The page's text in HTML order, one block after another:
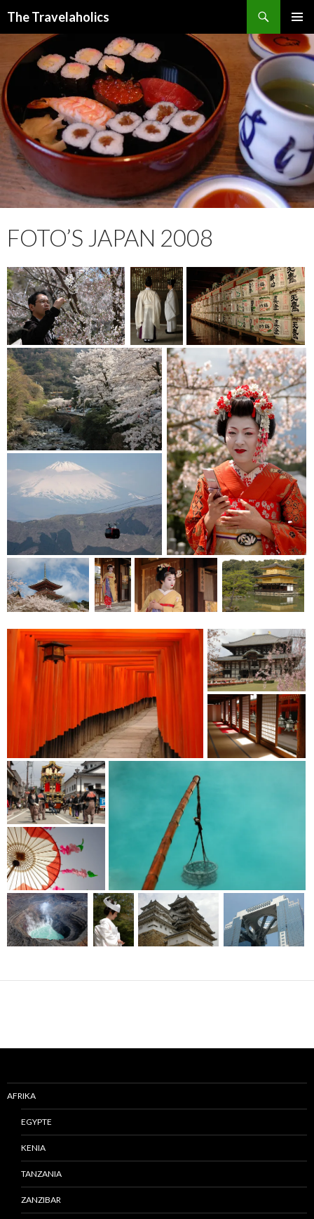
The Travelaholics
MENU
INHOUD
FOTO’S JAPAN 2008
AFRIKA
EGYPTE
KENIA
TANZANIA
ZANZIBAR